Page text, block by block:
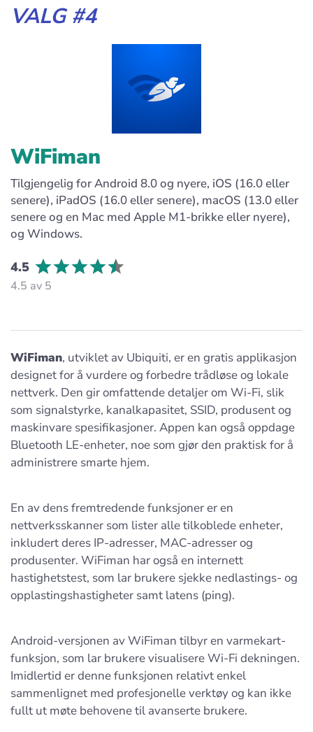
VALG #4
WiFiman
Tilgjengelig for Android 8.0 og nyere, iOS (16.0 eller
senere), iPadOS (16.0 eller senere), macOS (13.0 eller
senere og en Mac med Apple M1-brikke eller nyere),
og Windows.
4.5
4.5 av 5
WiFiman, utviklet av Ubiquiti, er en gratis applikasjon
designet for å vurdere og forbedre trådløse og lokale
nettverk. Den gir omfattende detaljer om Wi-Fi, slik
som signalstyrke, kanalkapasitet, SSID, produsent og
maskinvare spesifikasjoner. Appen kan også oppdage
Bluetooth LE-enheter, noe som gjør den praktisk for å
administrere smarte hjem.
En av dens fremtredende funksjoner er en
nettverksskanner som lister alle tilkoblede enheter,
inkludert deres IP-adresser, MAC-adresser og
produsenter. WiFiman har også en internett
hastighetstest, som lar brukere sjekke nedlastings- og
opplastingshastigheter samt latens (ping).
Android-versjonen av WiFiman tilbyr en varmekart-
funksjon, som lar brukere visualisere Wi-Fi dekningen.
Imidlertid er denne funksjonen relativt enkel
sammenlignet med profesjonelle verktøy og kan ikke
fullt ut møte behovene til avanserte brukere.